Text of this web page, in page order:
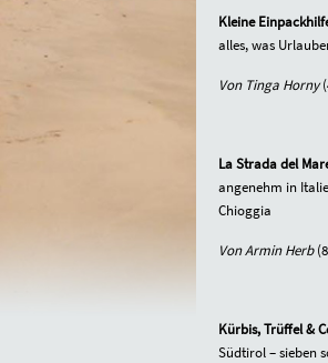
Kleine
alles, was
Von Tinga Horny
La Strada del
angenehm in
Chioggia
Von Armin Herb
Kürbis, Trüffel &
Südtirol – sieben